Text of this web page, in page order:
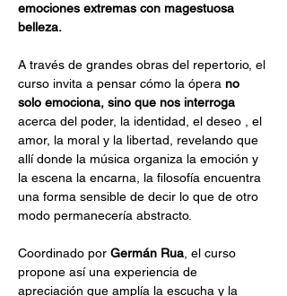
emociones extremas con magestuosa
belleza.
A través de grandes obras del repertorio, el
curso invita a pensar cómo la ópera no
solo emociona, sino que nos interroga
acerca del poder, la identidad, el deseo , el
amor, la moral y la libertad, revelando que
allí donde la música organiza la emoción y
la escena la encarna, la filosofía encuentra
una forma sensible de decir lo que de otro
modo permanecería abstracto.
Coordinado por Germán Rua , el curso
propone así una experiencia de
apreciación que amplía la escucha y la